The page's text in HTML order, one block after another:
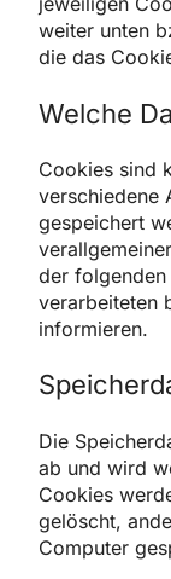
weiter unten
die das
Welche
Cookies sind
verschiedene
gespeichert
der
verarbeiteten
informieren.
Die
ab und wird
Cookies
gelöscht,
Computer